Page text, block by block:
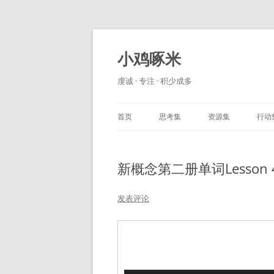
小鸡啄米
虔诚 · 专注 · 积少成多
首页 思考集 资源集 行动
新概念第二册单词Lesson
发表评论